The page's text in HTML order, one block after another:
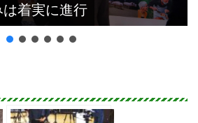
着実に進行